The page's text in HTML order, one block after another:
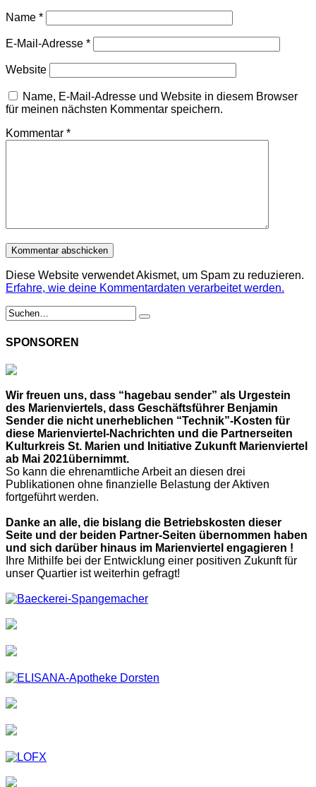
Name *
E-Mail-Adresse *
Website
Name, E-Mail-Adresse und Website in diesem Browser
für meinen nächsten Kommentar speichern.
Kommentar *
Diese Website verwendet Akismet, um Spam zu reduzieren.
Erfahre, wie deine Kommentardaten verarbeitet werden.
SPONSOREN
Wir freuen uns, dass “hagebau sender” als Urgestein
des Marienviertels, dass Geschäftsführer Benjamin
Sender die nicht unerheblichen “Technik”-Kosten für
diese Marienviertel-Nachrichten und die Partnerseiten
Kulturkreis St. Marien und Initiative Zukunft Marienviertel
ab Mai 2021übernimmt.
So kann die ehrenamtliche Arbeit an diesen drei
Publikationen ohne finanzielle Belastung der Aktiven
fortgeführt werden.
Danke an alle, die bislang die Betriebskosten dieser
Seite und der beiden Partner-Seiten übernommen haben
und sich darüber hinaus im Marienviertel engagieren !
Ihre Mithilfe bei der Entwicklung einer positiven Zukunft für
unser Quartier ist weiterhin gefragt!